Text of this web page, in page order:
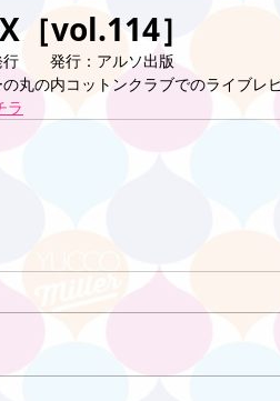
［vol.114］
　　発行：アルソ出版
丸の内コットンクラブでのライブレ
ラ